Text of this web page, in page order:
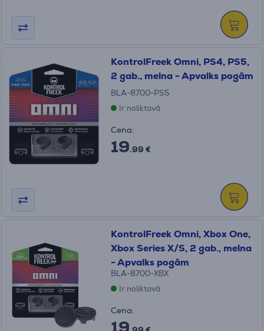
KontrolFreek Omni, PS4, PS5,
2 gab., melna - Apvalks pogām
BLA-8700-PS5
Ir noliktavā
Cena:
19.99 €
KontrolFreek Omni, Xbox One,
Xbox Series X/S, 2 gab., melna
- Apvalks pogām
BLA-8700-XBX
Ir noliktavā
Cena: